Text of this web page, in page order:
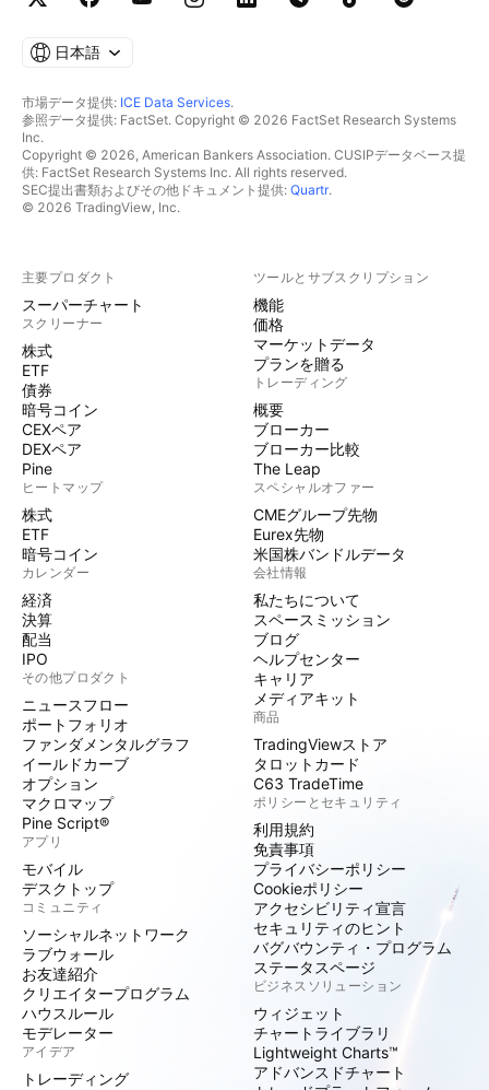
日本語
市場データ提供: ICE Data Services.
参照データ提供: FactSet. Copyright © 2026 FactSet Research Systems
Inc.
Copyright © 2026, American Bankers Association. CUSIPデータベース提
供: FactSet Research Systems Inc. All rights reserved.
SEC提出書類およびその他ドキュメント提供: Quartr.
© 2026 TradingView, Inc.
主要プロダクト
スーパーチャート
スクリーナー
株式
ETF
債券
暗号コイン
CEXペア
DEXペア
Pine
ヒートマップ
株式
ETF
暗号コイン
カレンダー
経済
決算
配当
IPO
その他プロダクト
ニュースフロー
ポートフォリオ
ファンダメンタルグラフ
イールドカーブ
オプション
マクロマップ
Pine Script®
アプリ
モバイル
デスクトップ
コミュニティ
ソーシャルネットワーク
ラブウォール
お友達紹介
クリエイタープログラム
ハウスルール
モデレーター
アイデア
トレーディング
ツールとサブスクリプション
機能
価格
マーケットデータ
プランを贈る
トレーディング
概要
ブローカー
ブローカー比較
The Leap
スペシャルオファー
CMEグループ先物
Eurex先物
米国株バンドルデータ
会社情報
私たちについて
スペースミッション
ブログ
ヘルプセンター
キャリア
メディアキット
商品
TradingViewストア
タロットカード
C63 TradeTime
ポリシーとセキュリティ
利用規約
免責事項
プライバシーポリシー
Cookieポリシー
アクセシビリティ宣言
セキュリティのヒント
バグバウンティ・プログラム
ステータスページ
ビジネスソリューション
ウィジェット
チャートライブラリ
Lightweight Charts™
アドバンスドチャート